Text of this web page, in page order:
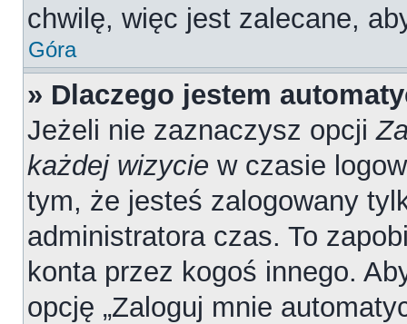
chwilę, więc jest zalecane,
Góra
» Dlaczego jestem
Jeżeli nie zaznaczysz opcji
każdej wizycie w czasie
tym, że jesteś zalogowany
administratora czas. To
konta przez kogoś innego.
opcję „Zaloguj mnie